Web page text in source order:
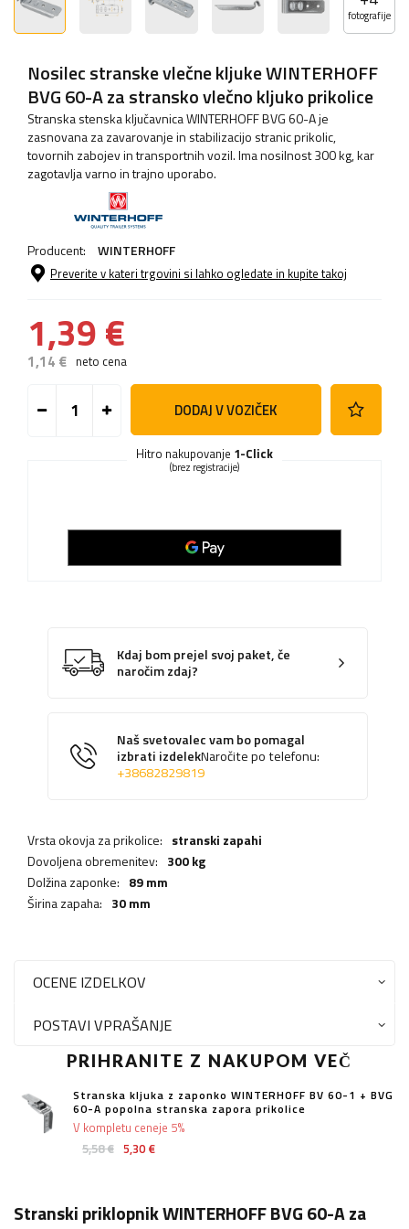
fotografije
Nosilec stranske vlečne kljuke WINTERHOFF
BVG 60-A za stransko vlečno kljuko prikolice
Stranska stenska ključavnica WINTERHOFF BVG 60-A je
zasnovana za zavarovanje in stabilizacijo stranic prikolic,
tovornih zabojev in transportnih vozil. Ima nosilnost 300 kg, kar
zagotavlja varno in trajno uporabo.
Producent: WINTERHOFF
Preverite v kateri trgovini si lahko ogledate in kupite takoj
1,39 €
1,14 € neto cena
DODAJ V VOZIČEK
Hitro nakupovanje 1-Click
(brez registracije)
Kdaj bom prejel svoj paket, če
naročim zdaj?
Naš svetovalec vam bo pomagal
izbrati izdelekNaročite po telefonu:
+38682829819
Vrsta okovja za prikolice: stranski zapahi
Dovoljena obremenitev: 300 kg
Dolžina zaponke: 89 mm
Širina zapaha: 30 mm
OCENE IZDELKOV
POSTAVI VPRAŠANJE
PRIHRANITE Z NAKUPOM VEČ
Stranska kljuka z zaponko WINTERHOFF BV 60-1 + BVG
60-A popolna stranska zapora prikolice
5,58 € 5,30 €
V kompletu ceneje 5%
Stranski priklopnik WINTERHOFF BVG 60-A za